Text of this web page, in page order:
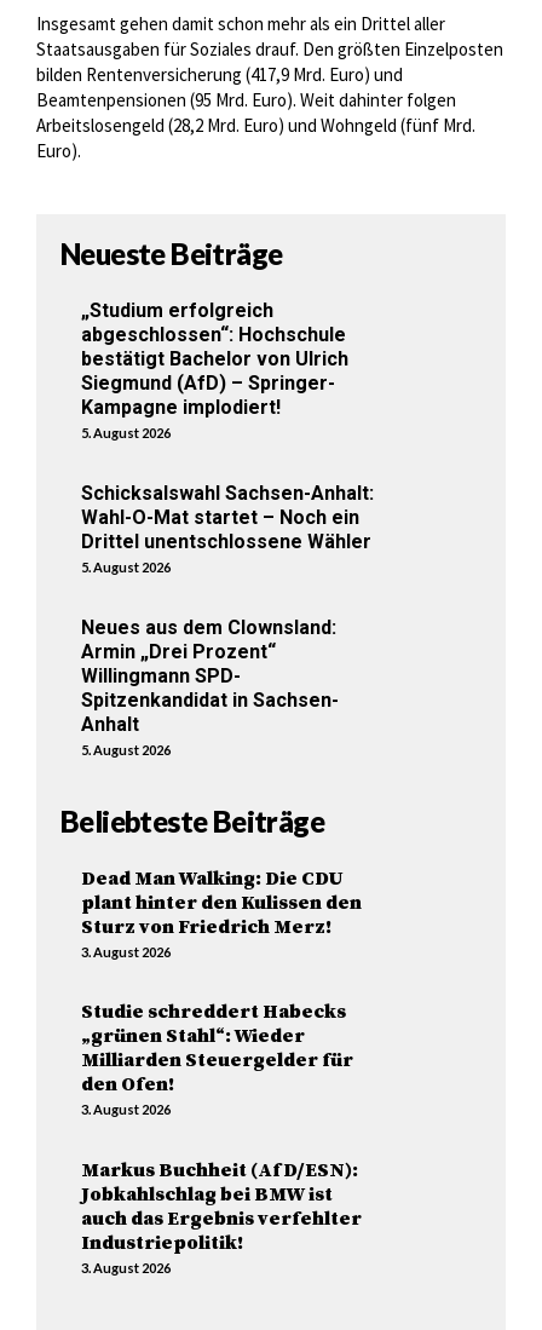
Insgesamt gehen damit schon mehr als ein Drittel aller
Staatsausgaben für Soziales drauf. Den größten Einzelposten
bilden Rentenversicherung (417,9 Mrd. Euro) und
Beamtenpensionen (95 Mrd. Euro). Weit dahinter folgen
Arbeitslosengeld (28,2 Mrd. Euro) und Wohngeld (fünf Mrd.
Euro).
Neueste Beiträge
„Studium erfolgreich
abgeschlossen“: Hochschule
bestätigt Bachelor von Ulrich
Siegmund (AfD) – Springer-
Kampagne implodiert!
5. August 2026
Schicksalswahl Sachsen-Anhalt:
Wahl-O-Mat startet – Noch ein
Drittel unentschlossene Wähler
5. August 2026
Neues aus dem Clownsland:
Armin „Drei Prozent“
Willingmann SPD-
Spitzenkandidat in Sachsen-
Anhalt
5. August 2026
Beliebteste Beiträge
Dead Man Walking: Die CDU
plant hinter den Kulissen den
Sturz von Friedrich Merz!
3. August 2026
Studie schreddert Habecks
„grünen Stahl“: Wieder
Milliarden Steuergelder für
den Ofen!
3. August 2026
Markus Buchheit (AfD/ESN):
Jobkahlschlag bei BMW ist
auch das Ergebnis verfehlter
Industriepolitik!
3. August 2026